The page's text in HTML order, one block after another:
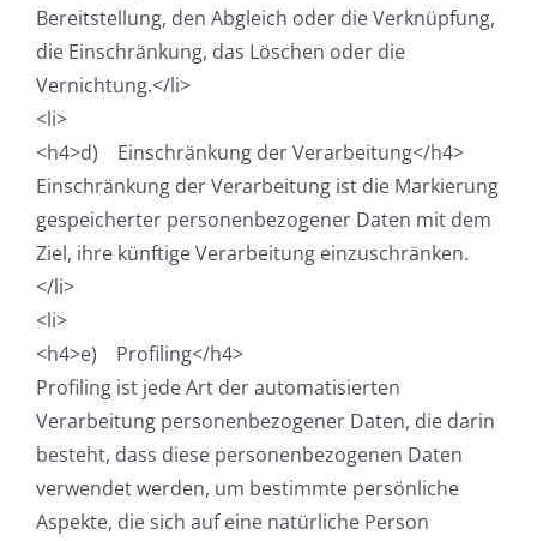
Bereitstellung, den Abgleich oder die Verknüpfung,
die Einschränkung, das Löschen oder die
Vernichtung.</li>
<li>
<h4>d) Einschränkung der Verarbeitung</h4>
Einschränkung der Verarbeitung ist die Markierung
gespeicherter personenbezogener Daten mit dem
Ziel, ihre künftige Verarbeitung einzuschränken.
</li>
<li>
<h4>e) Profiling</h4>
Profiling ist jede Art der automatisierten
Verarbeitung personenbezogener Daten, die darin
besteht, dass diese personenbezogenen Daten
verwendet werden, um bestimmte persönliche
Aspekte, die sich auf eine natürliche Person